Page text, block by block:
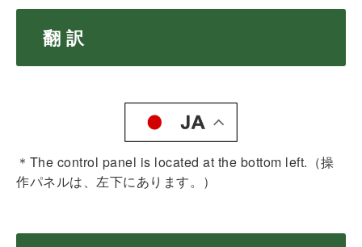
翻 訳
＊The control panel is located at the bottom left.（操
作パネルは、左下にあります。）